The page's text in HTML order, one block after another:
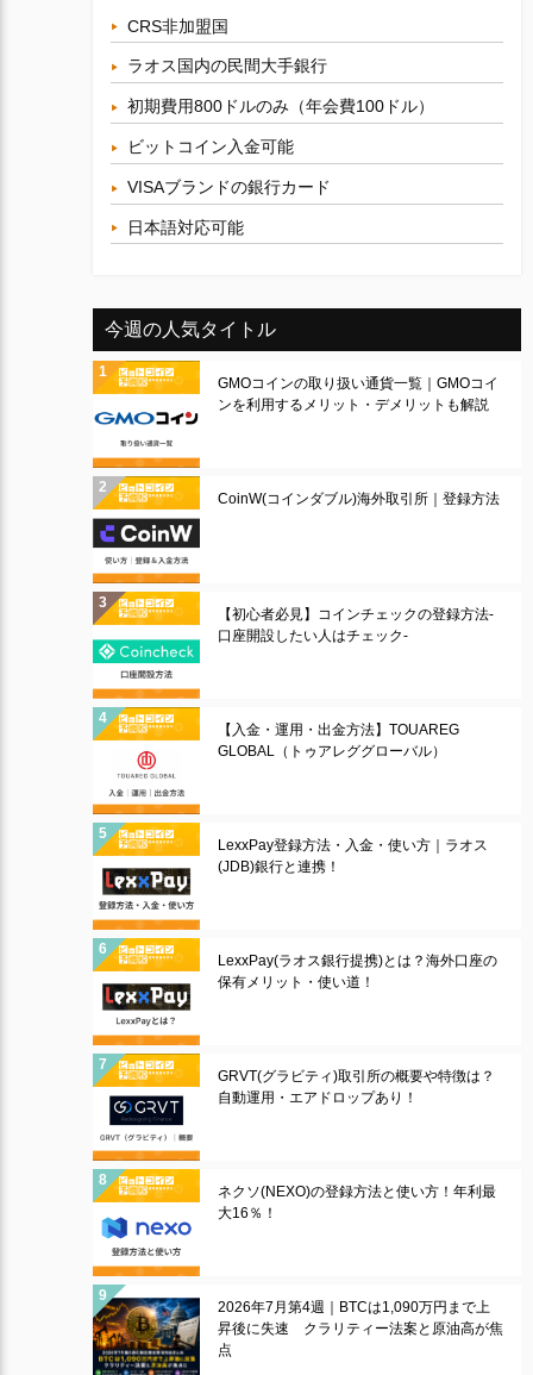
CRS非加盟国
ラオス国内の民間大手銀行
初期費用800ドルのみ（年会費100ドル）
ビットコイン入金可能
VISAブランドの銀行カード
日本語対応可能
今週の人気タイトル
GMOコインの取り扱い通貨一覧｜GMOコイ
ンを利用するメリット・デメリットも解説
CoinW(コインダブル)海外取引所｜登録方法
【初心者必見】コインチェックの登録方法-
口座開設したい人はチェック-
【入金・運用・出金方法】TOUAREG
GLOBAL（トゥアレググローバル）
LexxPay登録方法・入金・使い方｜ラオス
(JDB)銀行と連携！
LexxPay(ラオス銀行提携)とは？海外口座の
保有メリット・使い道！
GRVT(グラビティ)取引所の概要や特徴は？
自動運用・エアドロップあり！
ネクソ(NEXO)の登録方法と使い方！年利最
大16％！
2026年7月第4週｜BTCは1,090万円まで上
昇後に失速 クラリティー法案と原油高が焦
点